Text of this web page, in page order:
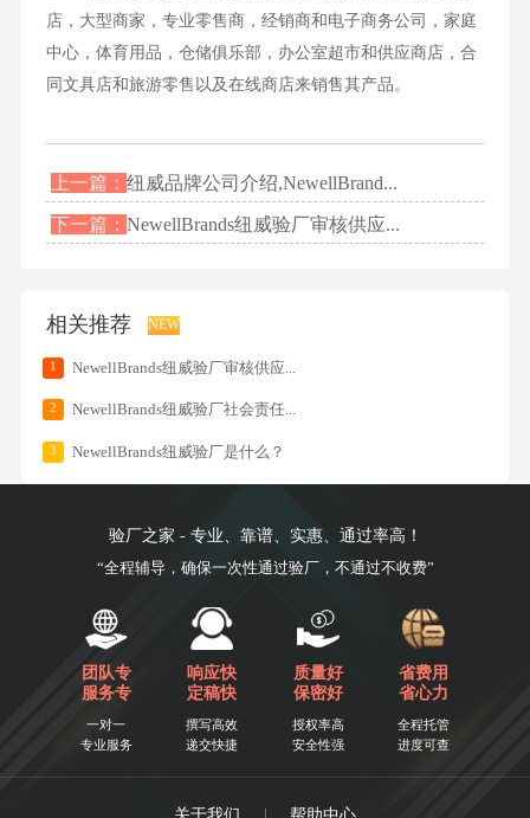
店，大型商家，专业零售商，经销商和电子商务公司，家庭
中心，体育用品，仓储俱乐部，办公室超市和供应商店，合
同文具店和旅游零售以及在线商店来销售其产品。
上一篇：纽威品牌公司介绍,NewellBrand...
下一篇：NewellBrands纽威验厂审核供应...
相关推荐 NEW
1 NewellBrands纽威验厂审核供应...
2 NewellBrands纽威验厂社会责任...
3 NewellBrands纽威验厂是什么？
验厂之家 - 专业、靠谱、实惠、通过率高！
“全程辅导，确保一次性通过验厂，不通过不收费”
团队专
服务专
一对一
专业服务
响应快
定稿快
撰写高效
递交快捷
质量好
保密好
授权率高
安全性强
省费用
省心力
全程托管
进度可查
关于我们 | 帮助中心